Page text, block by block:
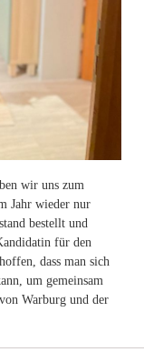
wir uns zum
Jahr wieder nur
bestellt und
für den
dass man sich
um gemeinsam
Warburg und der